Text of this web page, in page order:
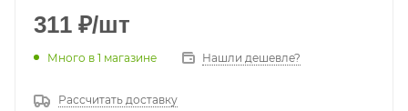
311 ₽/шт
Много в 1 магазине Нашли дешевле?
Рассчитать доставку